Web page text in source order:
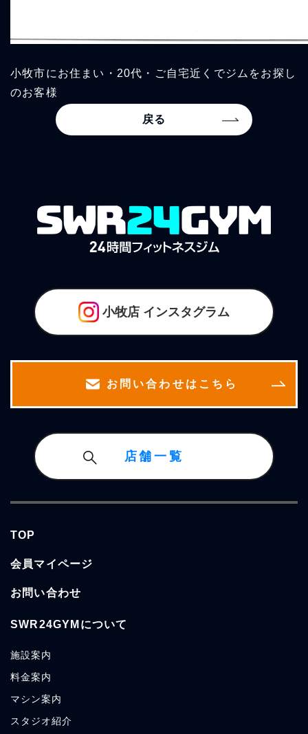
小牧市にお住まい・20代・ご自宅近くでジムをお探し
のお客様
戻る
小牧店 インスタグラム
お問い合わせはこちら
店舗一覧
TOP
会員マイページ
お問い合わせ
SWR24GYMについて
施設案内
料金案内
マシン案内
スタジオ紹介